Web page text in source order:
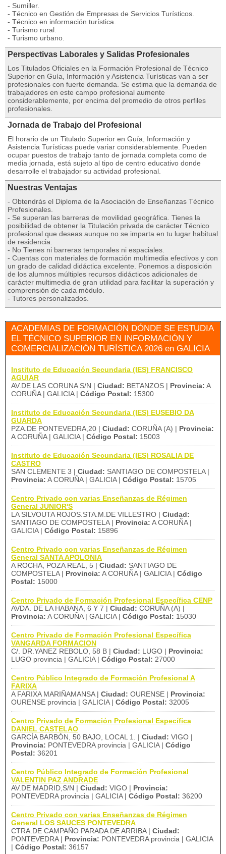
- Sumiller.
- Técnico en Gestión de Empresas de Servicios Turísticos.
- Técnico en información turística.
- Turismo rural.
- Turismo urbano.
Perspectivas Laborales y Salidas Profesionales
Los Titulados Oficiales en la Formación Profesional de Técnico
Superior en Guía, Información y Asistencia Turísticas van a ser
profesionales con fuerte demanda. Se estima que la demanda de
trabajadores en este campo profesional aumente
considerablemente, por encima del promedio de otros perfiles
profesionales.
Jornada de Trabajo del Profesional
El horario de un Titulado Superior en Guía, Información y
Asistencia Turísticas puede variar considerablemente. Pueden
ocupar puestos de trabajo tanto de jornada completa como de
media jornada, está sujeto al tipo de centro educativo donde
desarrolle el trabajador su actividad profesional.
Nuestras Ventajas
- Obtendrás el Diploma de la Asociación de Enseñanzas Técnico
Profesionales.
- Se superan las barreras de movilidad geográfica. Tienes la
posibilidad de obtener la Titulación privada de carácter Técnico
profesional que deseas aunque no se imparta en tu lugar habitual
de residencia.
- No Tienes ni barreras temporales ni espaciales.
- Cuentas con materiales de formación multimedia efectivos y con
un grado de calidad didáctica excelente. Ponemos a disposición
de los alumnos múltiples recursos didácticos adicionales de
carácter multimedia de gran utilidad para facilitar la superación y
comprensión de cada módulo.
- Tutores personalizados.
ACADEMIAS DE FORMACIÓN DÓNDE SE ESTUDIA
EL TÉCNICO SUPERIOR EN INFORMACIÓN Y
COMERCIALIZACIÓN TURÍSTICA 2026 en GALICIA
Instituto de Educación Secundaria (IES) FRANCISCO
AGUIAR
AV.DE LAS CORUNA S/N | Ciudad: BETANZOS | Provincia: A
CORUÑA | GALICIA | Código Postal: 15300
Instituto de Educación Secundaria (IES) EUSEBIO DA
GUARDA
PZA.DE PONTEVEDRA,20 | Ciudad: CORUÑA (A) | Provincia:
A CORUÑA | GALICIA | Código Postal: 15003
Instituto de Educación Secundaria (IES) ROSALIA DE
CASTRO
SAN CLEMENTE 3 | Ciudad: SANTIAGO DE COMPOSTELA |
Provincia: A CORUÑA | GALICIA | Código Postal: 15705
Centro Privado con varias Enseñanzas de Régimen
General JUNIOR'S
LA SILVOUTA ROJOS.STA.M.DE VILLESTRO | Ciudad:
SANTIAGO DE COMPOSTELA | Provincia: A CORUÑA |
GALICIA | Código Postal: 15896
Centro Privado con varias Enseñanzas de Régimen
General SANTA APOLONIA
A ROCHA, POZA REAL, 5 | Ciudad: SANTIAGO DE
COMPOSTELA | Provincia: A CORUÑA | GALICIA | Código
Postal: 15000
Centro Privado de Formación Profesional Específica CENP
AVDA. DE LA HABANA, 6 Y 7 | Ciudad: CORUÑA (A) |
Provincia: A CORUÑA | GALICIA | Código Postal: 15030
Centro Privado de Formación Profesional Específica
VANGARDA FORMACION
C/. DR.YANEZ REBOLO, 58 B | Ciudad: LUGO | Provincia:
LUGO provincia | GALICIA | Código Postal: 27000
Centro Público Integrado de Formación Profesional A
FARIXA
A FARIXA MARIÑAMANSA | Ciudad: OURENSE | Provincia:
OURENSE provincia | GALICIA | Código Postal: 32005
Centro Privado de Formación Profesional Específica
DANIEL CASTELAO
GARCÍA BARBÓN, 50 BAJO, LOCAL 1. | Ciudad: VIGO |
Provincia: PONTEVEDRA provincia | GALICIA | Código
Postal: 36201
Centro Público Integrado de Formación Profesional
VALENTIN PAZ ANDRADE
AV.DE MADRID,S/N | Ciudad: VIGO | Provincia:
PONTEVEDRA provincia | GALICIA | Código Postal: 36200
Centro Privado con varias Enseñanzas de Régimen
General LOS SAUCES PONTEVEDRA
CTRA.DE CAMPAÑO PARADA DE ARRIBA | Ciudad:
PONTEVEDRA | Provincia: PONTEVEDRA provincia | GALICIA
| Código Postal: 36157